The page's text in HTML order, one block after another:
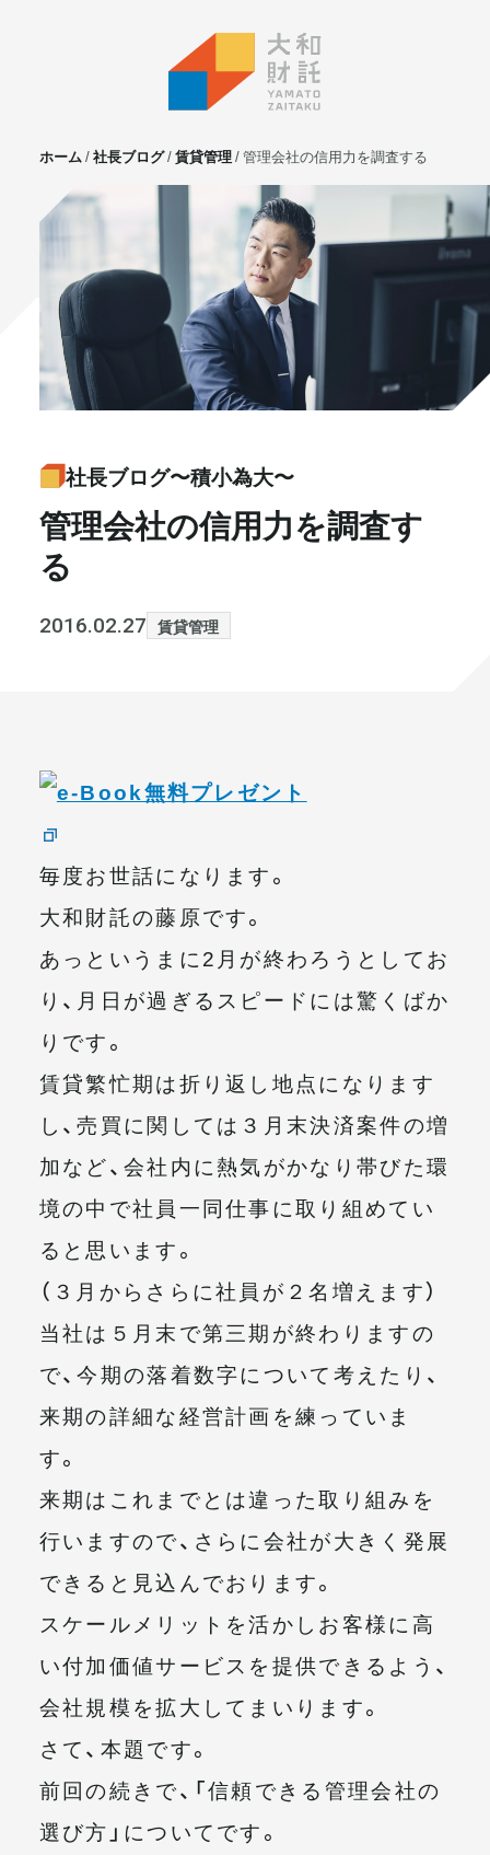
不動産投資
⼟地活⽤
マンション管理
賃貸管理
実需用戸建・マンション
ホテル事業
お客様の声
書籍・メディア
セミナー
大和財託の意志
代表メッセージ
プライベート相談
お知らせ
まずは無料で相談
ホーム 社長ブログ 賃貸管理 管理会社の信用力を調査する
社長ブログ〜積小為大〜
管理会社の信用力を調査す
る
2016.02.27 賃貸管理
毎度お世話になります。
大和財託の藤原です。
あっというまに2月が終わろうとしてお
り、月日が過ぎるスピードには驚くばか
りです。
賃貸繁忙期は折り返し地点になります
し、売買に関しては３月末決済案件の増
加など、会社内に熱気がかなり帯びた環
境の中で社員一同仕事に取り組めてい
ると思います。
（３月からさらに社員が２名増えます）
当社は５月末で第三期が終わりますの
で、今期の落着数字について考えたり、
来期の詳細な経営計画を練っていま
す。
来期はこれまでとは違った取り組みを
行いますので、さらに会社が大きく発展
できると見込んでおります。
スケールメリットを活かしお客様に高
い付加価値サービスを提供できるよう、
会社規模を拡大してまいります。
さて、本題です。
前回の続きで、「信頼できる管理会社の
選び方」についてです。